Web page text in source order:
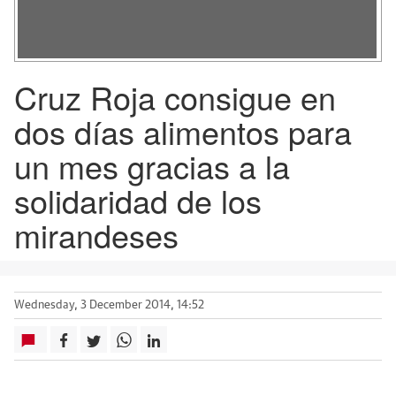
Cruz Roja consigue en
dos días alimentos para
un mes gracias a la
solidaridad de los
mirandeses
Wednesday, 3 December 2014, 14:52